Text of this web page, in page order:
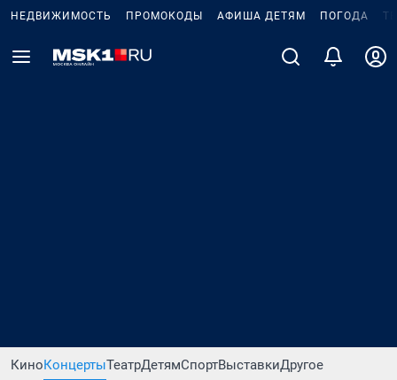
НЕДВИЖИМОСТЬ ПРОМОКОДЫ АФИША ДЕТЯМ ПОГОДА
КиноКонцертыТеатрДетямСпортВыставкиДругое